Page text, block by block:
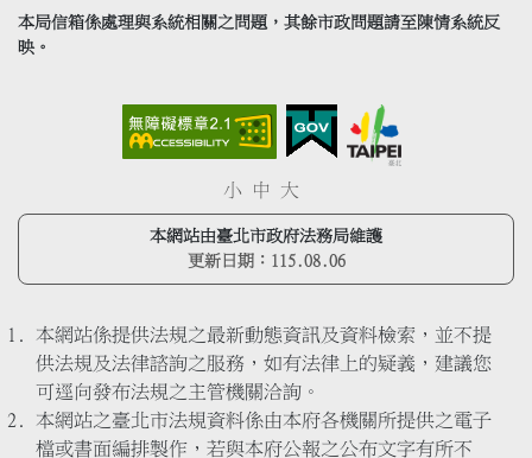
本局信箱係處理與系統相關之問題，其餘市政問題請至陳情系統反
映。
小 中 大
本網站由臺北市政府法務局維護
更新日期： 115.08.06
本網站係提供法規之最新動態資訊及資料檢索，並不提
供法規及法律諮詢之服務，如有法律上的疑義，建議您
可逕向發布法規之主管機關洽詢。
本網站之臺北市法規資料係由本府各機關所提供之電子
檔或書面編排製作，若與本府公報之公布文字有所不